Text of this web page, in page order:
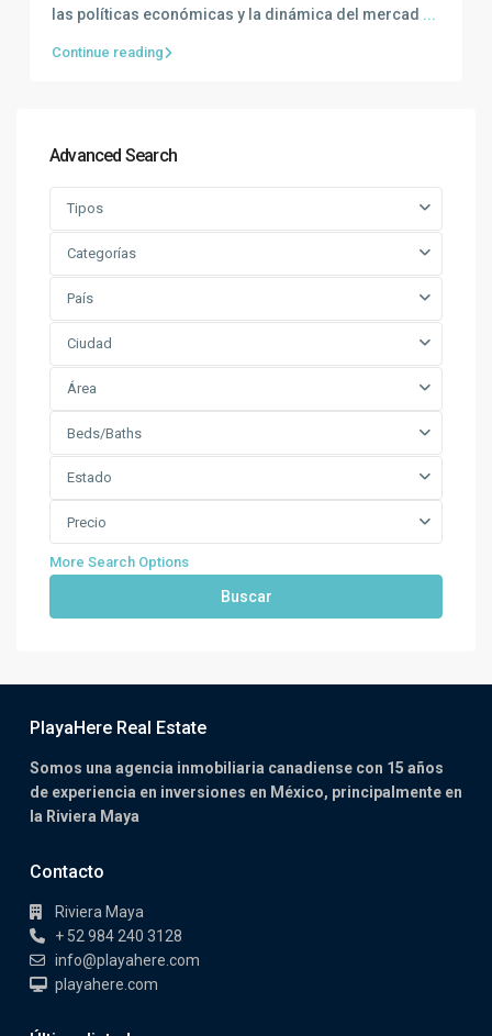
las políticas económicas y la dinámica del mercad ...
Continue reading
Advanced Search
Tipos
Categorías
País
Ciudad
Área
Beds/Baths
Estado
Precio
More Search Options
Buscar
PlayaHere Real Estate
Somos una agencia inmobiliaria canadiense con 15 años
de experiencia en inversiones en México, principalmente en
la Riviera Maya
Contacto
Riviera Maya
+ 52 984 240 3128
info@playahere.com
playahere.com